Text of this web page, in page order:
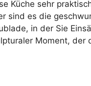
Küche sehr
sind es die
in der Sie
Moment,